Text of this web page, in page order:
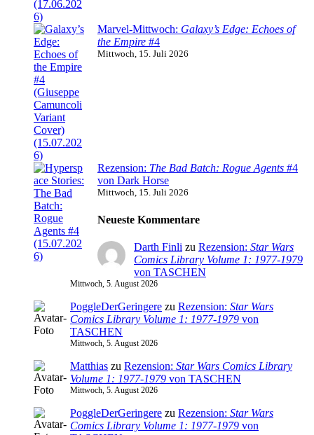
Marvel-Mittwoch: Galaxy’s Edge: Echoes of
the Empire #4
Mittwoch, 15. Juli 2026
Rezension: The Bad Batch: Rogue Agents #4
von Dark Horse
Mittwoch, 15. Juli 2026
Neueste Kommentare
Darth Finli zu Rezension: Star Wars
Comics Library Volume 1: 1977-1979
von TASCHEN
Mittwoch, 5. August 2026
PoggleDerGeringere zu Rezension: Star Wars
Comics Library Volume 1: 1977-1979 von
TASCHEN
Mittwoch, 5. August 2026
Matthias zu Rezension: Star Wars Comics Library
Volume 1: 1977-1979 von TASCHEN
Mittwoch, 5. August 2026
PoggleDerGeringere zu Rezension: Star Wars
Comics Library Volume 1: 1977-1979 von